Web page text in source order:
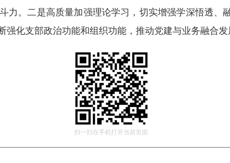
力。二是高质量加强理论学习，切实增强学深悟透、
化支部政治功能和组织功能，推动党建与业务融合发
扫一扫在手机打开当前页面